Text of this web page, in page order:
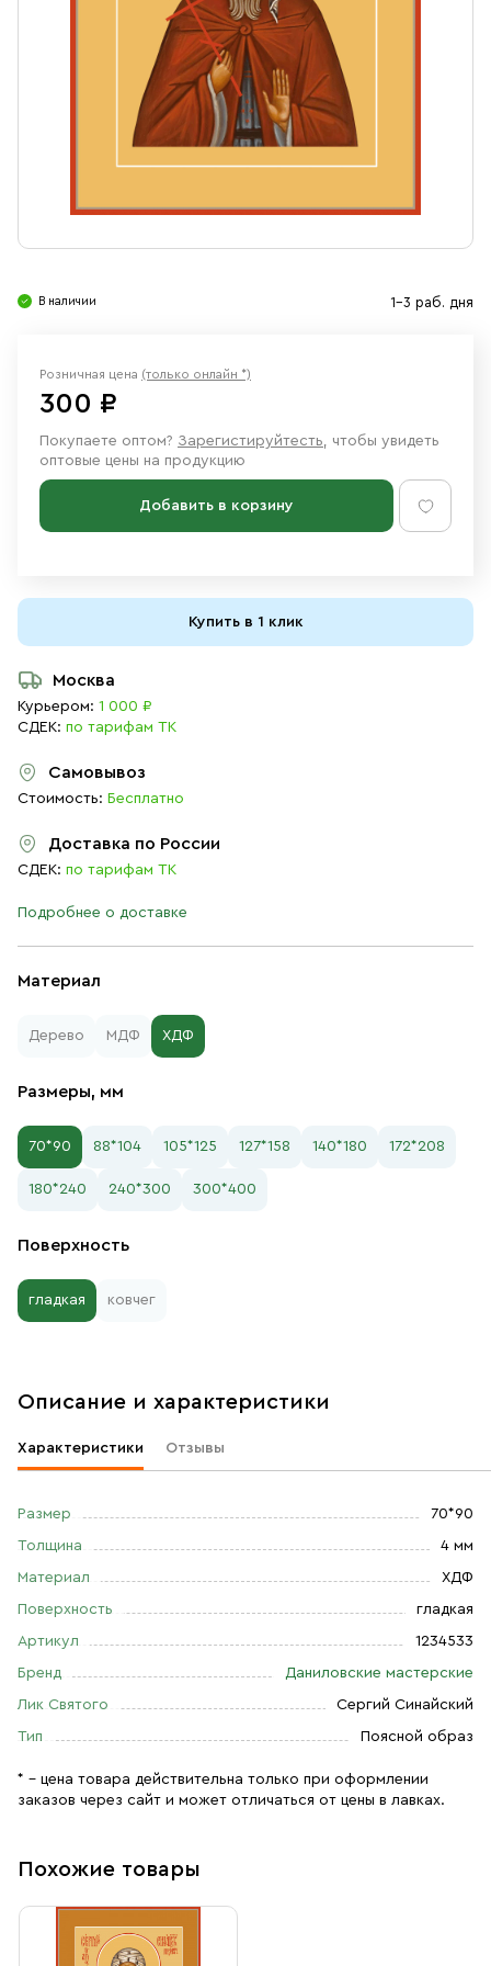
Ювелирные изделия
В наличии 1-3 раб. дня
Материал
Дерево МДФ ХДФ
Размеры, мм
70*90 88*104 105*125 127*158 140*180 172*208
180*240 240*300 300*400
Поверхность
гладкая ковчег
Розничная цена (только онлайн *)
300 ₽
Покупаете оптом? Зарегистируйтесть, чтобы увидеть
оптовые цены на продукцию
Добавить в корзину
Купить в 1 клик
Москва
Курьером: 1 000 ₽
СДЕК: по тарифам ТК
Самовывоз
Стоимость: Бесплатно
Доставка по России
СДЕК: по тарифам ТК
Подробнее о доставке
Описание и характеристики
Характеристики Отзывы
Размер 70*90
Толщина 4 мм
Материал ХДФ
Поверхность гладкая
Артикул 1234533
Бренд Даниловские мастерские
Лик Святого Сергий Синайский
Тип Поясной образ
* – цена товара действительна только при оформлении
заказов через сайт и может отличаться от цены в лавках.
Похожие товары